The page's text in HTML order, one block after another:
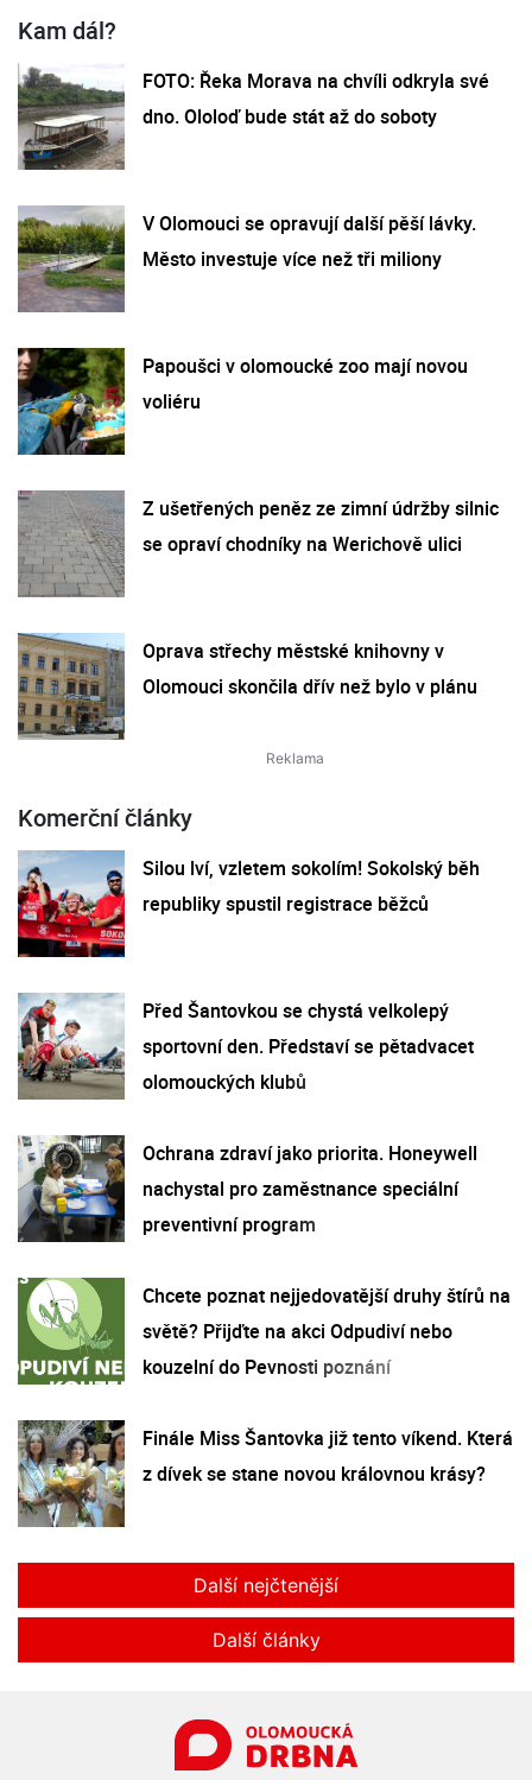
Kam dál?
FOTO: Řeka Morava na chvíli odkryla své
dno. Ololoď bude stát až do soboty
V Olomouci se opravují další pěší lávky.
Město investuje více než tři miliony
Papoušci v olomoucké zoo mají novou
voliéru
Z ušetřených peněz ze zimní údržby silnic
se opraví chodníky na Werichově ulici
Oprava střechy městské knihovny v
Olomouci skončila dřív než bylo v plánu
Komerční články
Silou lví, vzletem sokolím! Sokolský běh
republiky spustil registrace běžců
Před Šantovkou se chystá velkolepý
sportovní den. Představí se pětadvacet
olomouckých klubů
Ochrana zdraví jako priorita. Honeywell
nachystal pro zaměstnance speciální
preventivní program
Chcete poznat nejjedovatější druhy štírů na
světě? Přijďte na akci Odpudiví nebo
kouzelní do Pevnosti poznání
Finále Miss Šantovka již tento víkend. Která
z dívek se stane novou královnou krásy?
Další nejčtenější
Další články